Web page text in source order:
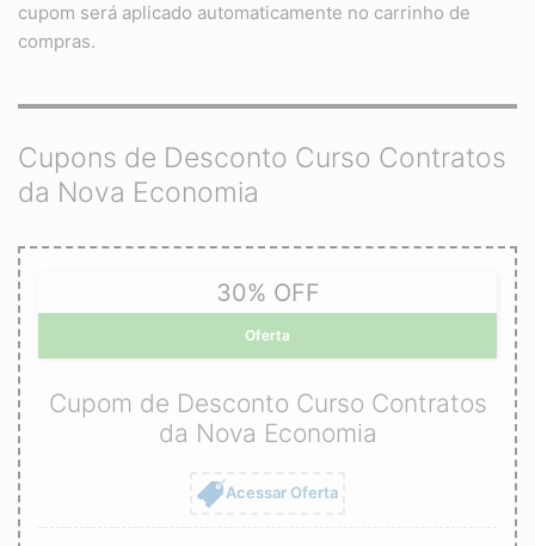
cupom será aplicado automaticamente no carrinho de
compras.
Cupons de Desconto Curso Contratos
da Nova Economia
30% OFF
Oferta
Cupom de Desconto Curso Contratos
da Nova Economia
Acessar Oferta